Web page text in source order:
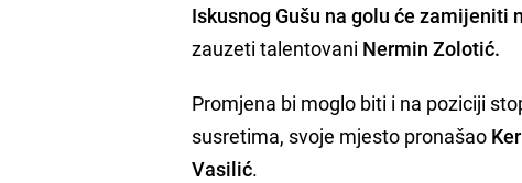
Iskusnog Gušu na golu će zamijeniti
zauzeti talentovani Nermin Zolotić.
Promjena bi moglo biti i na poziciji
susretima, svoje mjesto pronašao
Vasilić.